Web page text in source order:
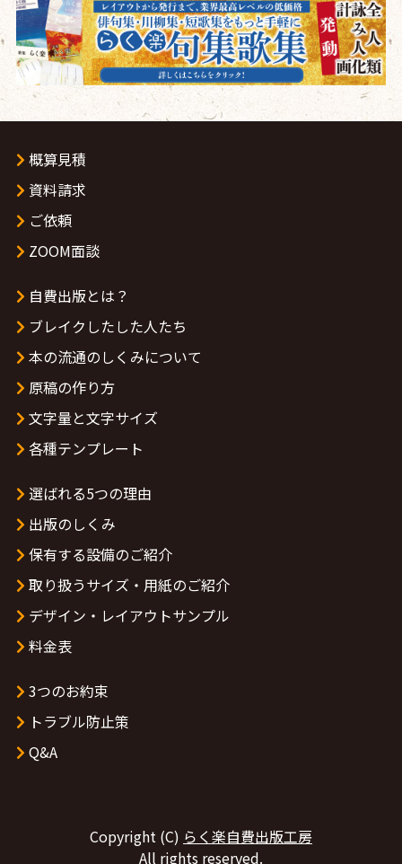
概算見積
資料請求
ご依頼
ZOOM面談
自費出版とは？
ブレイクしたした人たち
本の流通のしくみについて
原稿の作り方
文字量と文字サイズ
各種テンプレート
選ばれる5つの理由
出版のしくみ
保有する設備のご紹介
取り扱うサイズ・用紙のご紹介
デザイン・レイアウトサンプル
料金表
3つのお約束
トラブル防止策
Q&A
Copyright (C) らく楽自費出版工房
All rights reserved.